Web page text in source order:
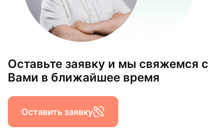
Оставьте заявку и мы свяжемся с
Вами в ближайшее время
Оставить заявку